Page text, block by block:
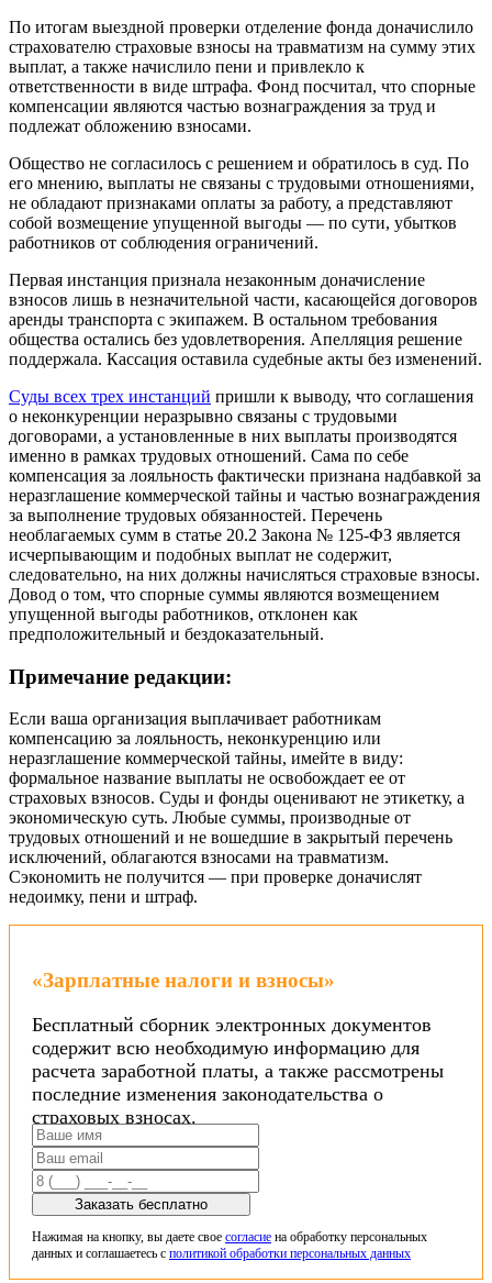
По итогам выездной проверки отделение фонда доначислило
страхователю страховые взносы на травматизм на сумму этих
выплат, а также начислило пени и привлекло к
ответственности в виде штрафа. Фонд посчитал, что спорные
компенсации являются частью вознаграждения за труд и
подлежат обложению взносами.
Общество не согласилось с решением и обратилось в суд. По
его мнению, выплаты не связаны с трудовыми отношениями,
не обладают признаками оплаты за работу, а представляют
собой возмещение упущенной выгоды — по сути, убытков
работников от соблюдения ограничений.
Первая инстанция признала незаконным доначисление
взносов лишь в незначительной части, касающейся договоров
аренды транспорта с экипажем. В остальном требования
общества остались без удовлетворения. Апелляция решение
поддержала. Кассация оставила судебные акты без изменений.
Суды всех трех инстанций пришли к выводу, что соглашения
о неконкуренции неразрывно связаны с трудовыми
договорами, а установленные в них выплаты производятся
именно в рамках трудовых отношений. Сама по себе
компенсация за лояльность фактически признана надбавкой за
неразглашение коммерческой тайны и частью вознаграждения
за выполнение трудовых обязанностей. Перечень
необлагаемых сумм в статье 20.2 Закона № 125-ФЗ является
исчерпывающим и подобных выплат не содержит,
следовательно, на них должны начисляться страховые взносы.
Довод о том, что спорные суммы являются возмещением
упущенной выгоды работников, отклонен как
предположительный и бездоказательный.
Примечание редакции:
Если ваша организация выплачивает работникам
компенсацию за лояльность, неконкуренцию или
неразглашение коммерческой тайны, имейте в виду:
формальное название выплаты не освобождает ее от
страховых взносов. Суды и фонды оценивают не этикетку, а
экономическую суть. Любые суммы, производные от
трудовых отношений и не вошедшие в закрытый перечень
исключений, облагаются взносами на травматизм.
Сэкономить не получится — при проверке доначислят
недоимку, пени и штраф.
«Зарплатные налоги и взносы»
Бесплатный сборник электронных документов
содержит всю необходимую информацию для
расчета заработной платы, а также рассмотрены
последние изменения законодательства о
страховых взносах.
Заказать бесплатно
Нажимая на кнопку, вы даете свое согласие на обработку персональных
данных и соглашаетесь с политикой обработки персональных данных